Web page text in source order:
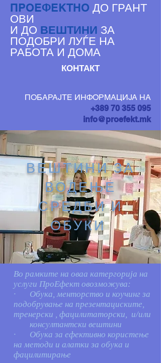
ПРОЕФЕКТНО ДО ГРАНТ
ОВИ
И ДО ВЕШТИНИ ЗА
ПОДОБРИ ЛУЃЕ НА
РАБОТА И ДОМА
КОНТАКТ
ПОБАРАЈТЕ ИНФОРМАЦИЈА НА
+389 70 355 095
info@proefekt.mk
ВЕШТИНИ ЗА
ВОДЕЊЕ
СРЕДБИ И
ОБУКИ
Во рамките на оваа катергорија на
услуги ПроЕфект овозможува:
· Обука, менторство и коучинг за
подобрување на презентациските,
тренерски , фацилитаторски, и/или
консултантски вештини
· Обука за ефективно користење
на методи и алатки за обука и
фацилитирање